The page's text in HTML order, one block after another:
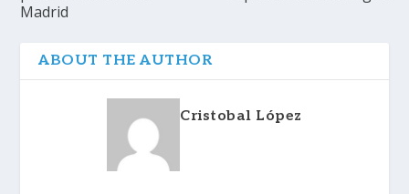
Madrid
ABOUT THE AUTHOR
Cristobal López